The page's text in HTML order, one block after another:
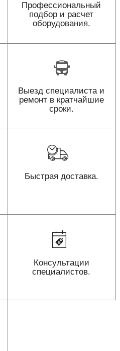
Профессиональный
подбор и расчет
оборудования.
Выезд специалиста и
ремонт в кратчайшие
сроки.
Быстрая доставка.
Консультации
специалистов.